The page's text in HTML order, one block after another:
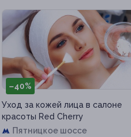
–40%
Уход за кожей лица в салоне
красоты Red Cherry
Пятницкое шоссе